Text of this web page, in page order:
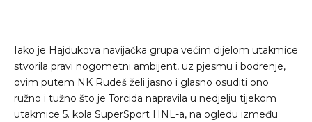
Iako je Hajdukova navijačka grupa većim dijelom utakmice
stvorila pravi nogometni ambijent, uz pjesmu i bodrenje,
ovim putem NK Rudeš želi jasno i glasno osuditi ono
ružno i tužno što je Torcida napravila u nedjelju tijekom
utakmice 5. kola SuperSport HNL-a, na ogledu između